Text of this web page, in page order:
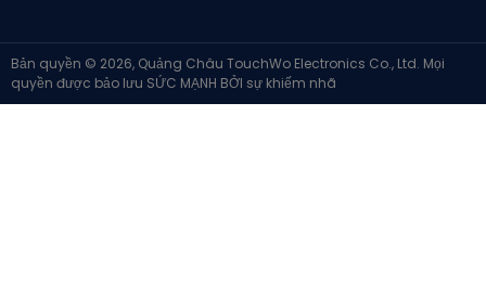
Bản quyền © 2026, Quảng Châu TouchWo Electronics Co., Ltd. Mọi
quyền được bảo lưu SỨC MẠNH BỞI sự khiếm nhã